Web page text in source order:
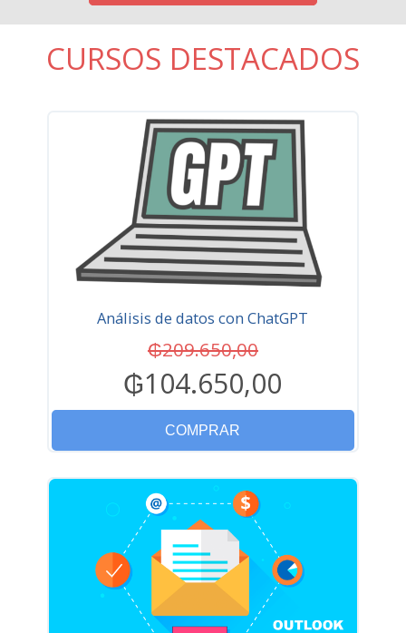
CURSOS DESTACADOS
Análisis de datos con ChatGPT
₲209.650,00
₲104.650,00
COMPRAR